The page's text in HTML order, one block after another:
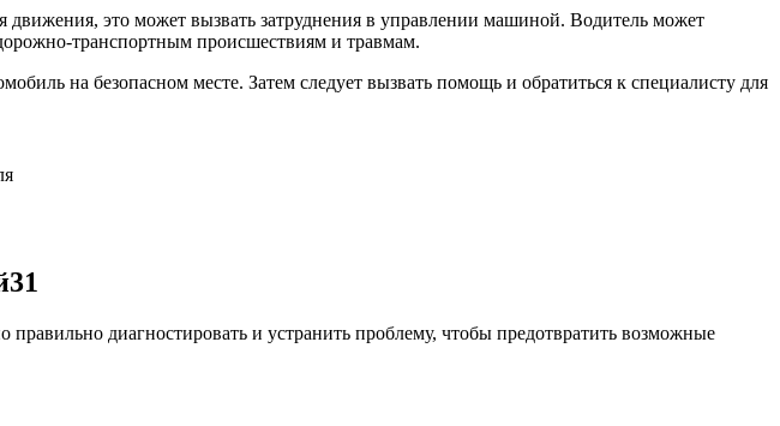
движения, это может вызвать затруднения в управлении машиной. Водитель может
транспортным происшествиям и травмам.
на безопасном месте. Затем следует вызвать помощь и обратиться к специалисту для
диагностировать и устранить проблему, чтобы предотвратить возможные